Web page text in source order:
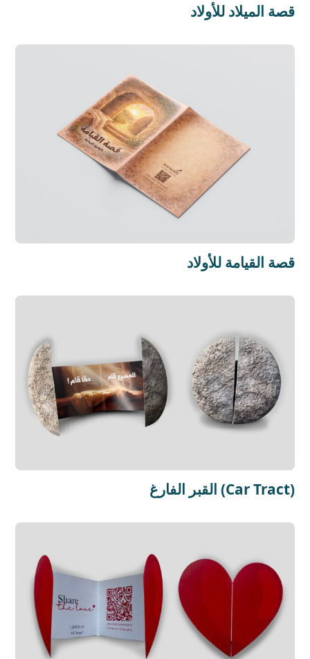
قصة الميلاد للأولاد
قصة القيامة للأولاد
القبر الفارغ (Car Tract)